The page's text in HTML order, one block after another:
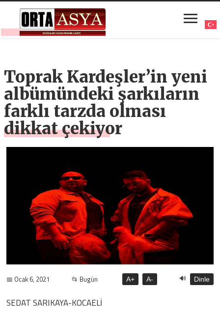
Toprak Kardeşler’in yeni
albümündeki şarkıların
farklı tarzda olması
dikkat çekiyor
📅 Ocak 6, 2021 📂 Bugün A+ A- 🔊 Dinle
SEDAT SARIKAYA-KOCAELİ